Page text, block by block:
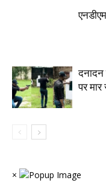
दनादन
पर
×